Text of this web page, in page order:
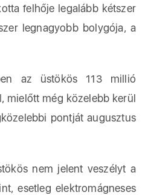
felhője legalább kétszer
legnagyobb bolygója, a
az üstökös 113 millió
mielőtt még közelebb kerül
pontját augusztus
nem jelent veszélyt a
esetleg elektromágneses